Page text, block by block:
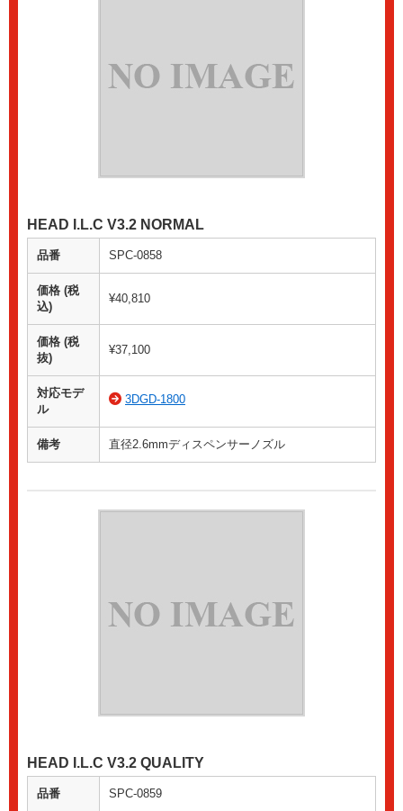
HEAD I.L.C V3.2 NORMAL
品番 SPC-0858
価格 (税
込)
¥40,810
価格 (税
抜)
¥37,100
対応モデ
ル
3DGD-1800
備考 直径2.6mmディスペンサーノズル
HEAD I.L.C V3.2 QUALITY
品番 SPC-0859